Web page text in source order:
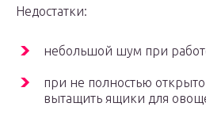
Недостатки:
небольшой шум при
при не полностью
вытащить ящики для